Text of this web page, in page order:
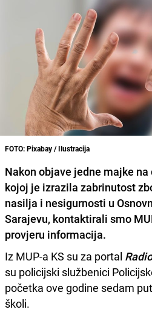
FOTO: Pixabay / Ilustracija
Nakon objave jedne majke
kojoj je izrazila zabrinutost
nasilja i nesigurnosti u
Sarajevu, kontaktirali smo
provjeru informacija.
Iz MUP-a KS su za portal
su policijski službenici
početka ove godine sedam
školi.